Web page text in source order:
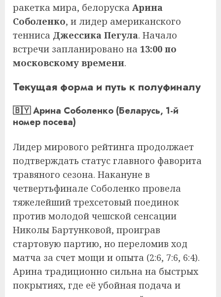
ракетка мира, белоруска Арина
Соболенко, и лидер американского
тенниса Джессика Пегула. Начало
встречи запланировано на 13:00 по
московскому времени.
Текущая форма и путь к полуфиналу
🇧🇾 Арина Соболенко (Беларусь, 1-й
номер посева)
Лидер мирового рейтинга продолжает
подтверждать статус главного фаворита
травяного сезона. Накануне в
четвертьфинале Соболенко провела
тяжелейший трехсетовый поединок
против молодой чешской сенсации
Николы Бартунковой, проиграв
стартовую партию, но переломив ход
матча за счет мощи и опыта (2:6, 7:6, 6:4).
Арина традиционно сильна на быстрых
покрытиях, где её убойная подача и